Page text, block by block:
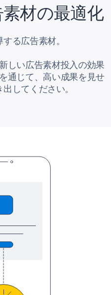
材の最適化
る広告素材。
しい広告素材投入の効果
通じて、高い成果を見せ
してください。